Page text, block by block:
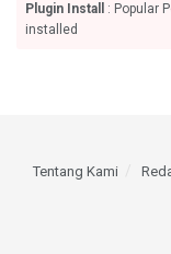
Plugin Install
: Popular
installed
Tentang Kami